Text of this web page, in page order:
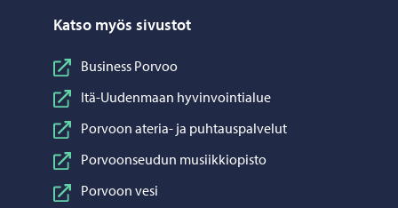
Katso myös sivustot
Business Porvoo
Itä-Uudenmaan hyvinvointialue
Porvoon ateria- ja puhtauspalvelut
Porvoonseudun musiikkiopisto
Porvoon vesi